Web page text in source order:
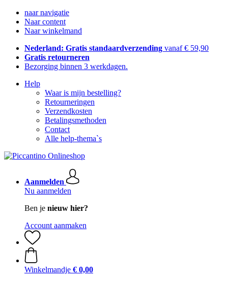
naar navigatie
Naar content
Naar winkelmand
Nederland: Gratis standaardverzending vanaf € 59,90
Gratis retourneren
Bezorging binnen 3 werkdagen.
Help
Waar is mijn bestelling?
Retourneringen
Verzendkosten
Betalingsmethoden
Contact
Alle help-thema`s
Aanmelden
Nu aanmelden
Ben je nieuw hier?
Account aanmaken
Winkelmandje € 0,00